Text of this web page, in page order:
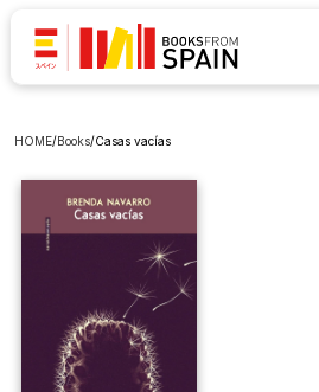
HOME/Books/Casas vacías